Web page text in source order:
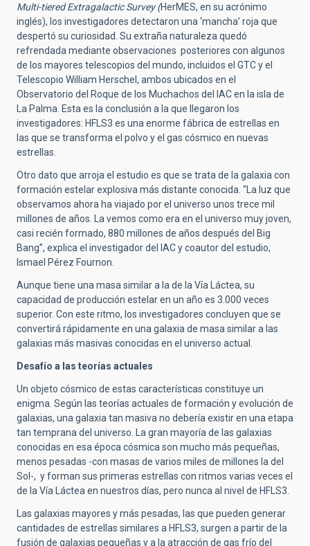
Multi-tiered Extragalactic Survey (HerMES, en su acrónimo
inglés), los investigadores detectaron una ‘mancha’ roja que
despertó su curiosidad. Su extraña naturaleza quedó
refrendada mediante observaciones posteriores con algunos
de los mayores telescopios del mundo, incluidos el GTC y el
Telescopio William Herschel, ambos ubicados en el
Observatorio del Roque de los Muchachos del IAC en la isla de
La Palma. Esta es la conclusión a la que llegaron los
investigadores: HFLS3 es una enorme fábrica de estrellas en
las que se transforma el polvo y el gas cósmico en nuevas
estrellas.
Otro dato que arroja el estudio es que se trata de la galaxia con
formación estelar explosiva más distante conocida. “La luz que
observamos ahora ha viajado por el universo unos trece mil
millones de años. La vemos como era en el universo muy joven,
casi recién formado, 880 millones de años después del Big
Bang”, explica el investigador del IAC y coautor del estudio,
Ismael Pérez Fournon.
Aunque tiene una masa similar a la de la Vía Láctea, su
capacidad de producción estelar en un año es 3.000 veces
superior. Con este ritmo, los investigadores concluyen que se
convertirá rápidamente en una galaxia de masa similar a las
galaxias más masivas conocidas en el universo actual.
Desafío a las teorías actuales
Un objeto cósmico de estas características constituye un
enigma. Según las teorías actuales de formación y evolución de
galaxias, una galaxia tan masiva no debería existir en una etapa
tan temprana del universo. La gran mayoría de las galaxias
conocidas en esa época cósmica son mucho más pequeñas,
menos pesadas -con masas de varios miles de millones la del
Sol-, y forman sus primeras estrellas con ritmos varias veces el
de la Vía Láctea en nuestros días, pero nunca al nivel de HFLS3.
Las galaxias mayores y más pesadas, las que pueden generar
cantidades de estrellas similares a HFLS3, surgen a partir de la
fusión de galaxias pequeñas y a la atracción de gas frío del